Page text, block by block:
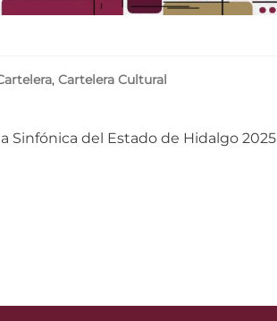
,Cartelera Cultural
Sinfónica del Estado de Hidalgo 2025